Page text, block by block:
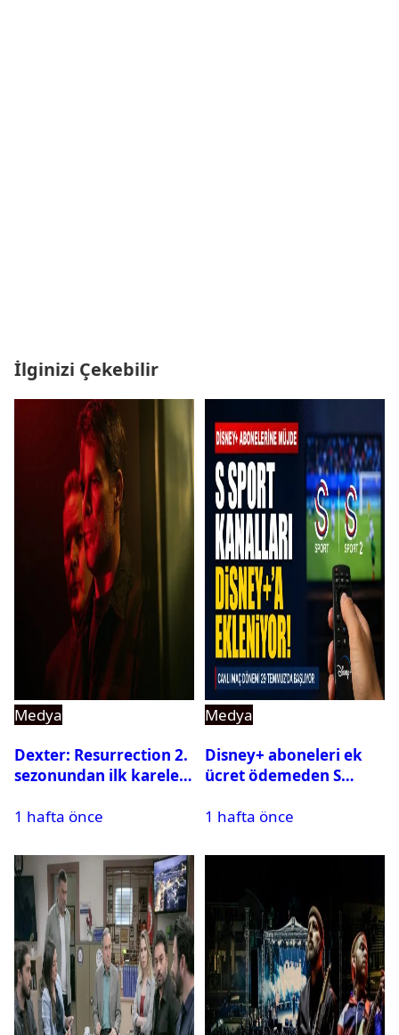
İlginizi Çekebilir
Medya
Dexter: Resurrection 2.
sezonundan ilk kareler
1 hafta önce
Medya
Disney+ aboneleri ek
ücret ödemeden S
izleyebilecek
1 hafta önce